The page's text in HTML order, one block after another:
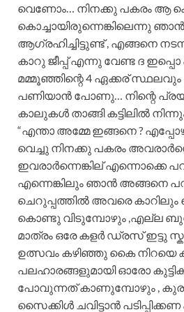
വെണോം… നിനക്കു പകരം ആ
കൊച്ചായിരുന്നെങ്കിലെന്നു
ആഗ്രഹിച്ചിട്ടുണ്ട് , എങ്ങനെ
കാറു ജീപ്പ് എന്നു വേണ്ട ദ
മമ്മൂഞ്ഞിന്റെ 4 ഏക്കര് സ്ഥലവും
പണിയാൻ പോണു… നിന്റെ
കാലുകൾ താങ്ങി കട്ടിലിൽ
“എന്താ അമ്മേ ഇങ്ങനെ ?
വെച്ചു നിനക്കു പകരം
ഇവരാർന്നെങ്കില് എന്നൊക്കെ
എന്നെങ്കിലും ഞാൻ അങ്ങനെ
ചെറുപ്പത്തിൽ അവരെ
കൊണ്ടു വിടുമ്പോഴും ,എല്ല
മാത്രം ഒരേ കളർ ഡ്രസ് ഇട്ടു
ഉത്സവം കഴിഞ്ഞു കൈ നിറയെ
പലഹാരങ്ങളുമായി ഓരോ
പോവുന്നത് കാണുമ്പോഴും ,
സൈക്കിൾ ചവിട്ടാൻ